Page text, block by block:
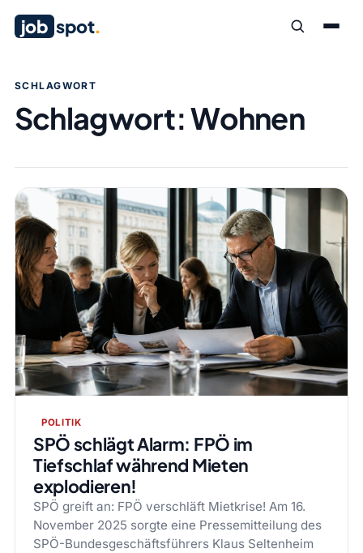
job spot.
SCHLAGWORT
Schlagwort:Wohnen
POLITIK
SPÖ schlägt Alarm: FPÖ im
Tiefschlaf während Mieten
explodieren!
SPÖ greift an: FPÖ verschläft Mietkrise! Am 16.
November 2025 sorgte eine Pressemitteilung des
SPÖ-Bundesgeschäftsführers Klaus Seltenheim